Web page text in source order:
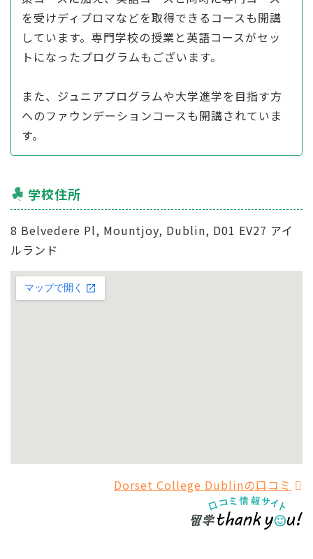
を受けディプロマなどを取得できるコースも開講
しています。専門学校の授業と英語コースがセッ
トになったプログラムもございます。
また、ジュニアプログラムや大学進学を目指す方
へのファウンデーションコースも開講されていま
す。
学校住所
8 Belvedere Pl, Mountjoy, Dublin, D01 EV27 アイ
ルランド
Dorset College Dublinの口コミ